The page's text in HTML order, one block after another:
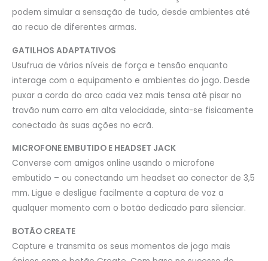
podem simular a sensação de tudo, desde ambientes até
ao recuo de diferentes armas.
GATILHOS ADAPTATIVOS
Usufrua de vários níveis de força e tensão enquanto
interage com o equipamento e ambientes do jogo. Desde
puxar a corda do arco cada vez mais tensa até pisar no
travão num carro em alta velocidade, sinta-se fisicamente
conectado às suas ações no ecrã.
MICROFONE EMBUTIDO E HEADSET JACK
Converse com amigos online usando o microfone
embutido – ou conectando um headset ao conector de 3,5
mm. Ligue e desligue facilmente a captura de voz a
qualquer momento com o botão dedicado para silenciar.
BOTÃO CREATE
Capture e transmita os seus momentos de jogo mais